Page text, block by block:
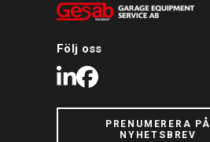
Följ oss
LinkedIn
Facebook
PRENUMERERA PÅ
NYHETSBREV